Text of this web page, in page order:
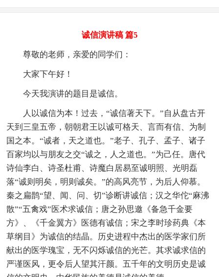
诚信演讲稿 篇5
尊敬的老师，亲爱的同学们：
大家下午好！
今天我演讲的题目是诚信。
人以诚信为本！过去，“诚信著天下。”自从盘古开
天到三皇五帝，朝朝君王以诚可格天、言而有信、为制
国之本。“诚者，天之道也。”老子、孔子、孟子、诸子
百家均以与朋友之交“诚之，人之道也。”为己任。唐代
诗仙李白、诗圣杜甫、诗魔白居易至诚明照、光明磊
落“诚则明矣，明则诚矣。”的高风亮节，为后人仰慕。
秦之扁鹊“望、闻、问、切”诊断讲诚信；汉之华佗“麻沸
散”“五禽戏”医术求诚信；唐之孙思邀《备急千金要
方》、《千金翼方》医德有诚信；宋之李时珍药典《本
草纲目》为诚信的结晶。历史进程中杰出的医学家们所
献出的医学瑰宝，无不闪烁诚信的光芒。其求诚求信的
严谨医风，更令后人望其汗颜。五千年的文明历史是诚